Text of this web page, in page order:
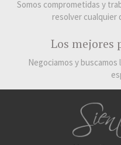
Somos comprometidas y
resolver cualquier
Los mejores
Negociamos y